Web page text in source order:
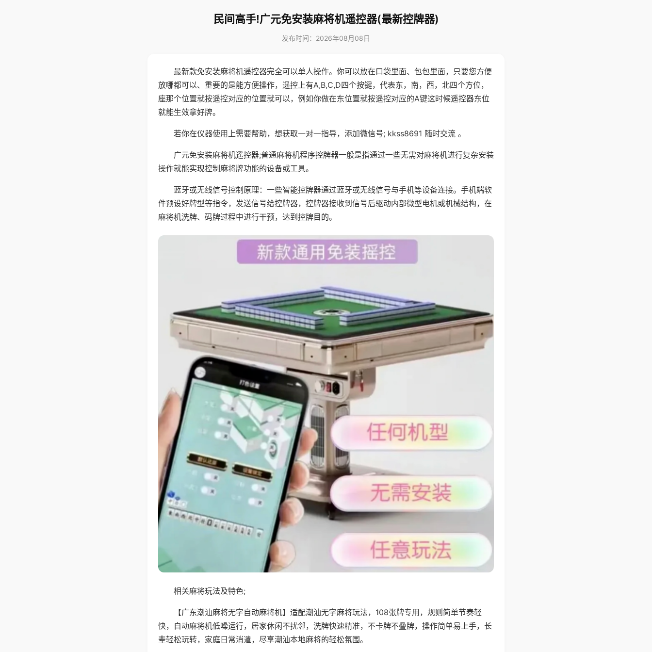
民间高手!广元免安装麻将机遥控器(最新控牌器)
发布时间：2026年08月08日
最新款免安装麻将机遥控器完全可以单人操作。你可以放在口袋里面、包包里面，只要您方便
放哪都可以、重要的是能方便操作，遥控上有A,B,C,D四个按键，代表东，南，西，北四个方位，
座那个位置就按遥控对应的位置就可以，例如你做在东位置就按遥控对应的A键这时候遥控器东位
就能生效拿好牌。
若你在仪器使用上需要帮助，想获取一对一指导，添加微信号; kkss8691 随时交流 。
广元免安装麻将机遥控器;普通麻将机程序控牌器一般是指通过一些无需对麻将机进行复杂安装
操作就能实现控制麻将牌功能的设备或工具。
蓝牙或无线信号控制原理：一些智能控牌器通过蓝牙或无线信号与手机等设备连接。手机端软
件预设好牌型等指令，发送信号给控牌器，控牌器接收到信号后驱动内部微型电机或机械结构，在
麻将机洗牌、码牌过程中进行干预，达到控牌目的。
相关麻将玩法及特色;
【广东潮汕麻将无字自动麻将机】适配潮汕无字麻将玩法，108张牌专用，规则简单节奏轻
快，自动麻将机低噪运行，居家休闲不扰邻，洗牌快速精准，不卡牌不叠牌，操作简单易上手，长
辈轻松玩转，家庭日常消遣，尽享潮汕本地麻将的轻松氛围。